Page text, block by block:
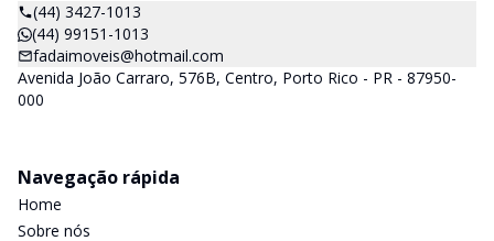
(44) 3427-1013
(44) 99151-1013
fadaimoveis@hotmail.com
Avenida João Carraro, 576B, Centro, Porto Rico - PR - 87950-
000
Navegação rápida
Home
Sobre nós